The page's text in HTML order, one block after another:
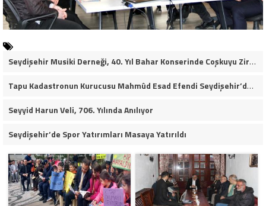
Seydişehir Musiki Derneği, 40. Yıl Bahar Konserinde Coşkuyu Zirveye Taşıdı (VİDEO HABER)
Tapu Kadastronun Kurucusu Mahmûd Esad Efendi Seydişehir’de Anıldı
Seyyid Harun Veli, 706. Yılında Anılıyor
Seydişehir’de Spor Yatırımları Masaya Yatırıldı